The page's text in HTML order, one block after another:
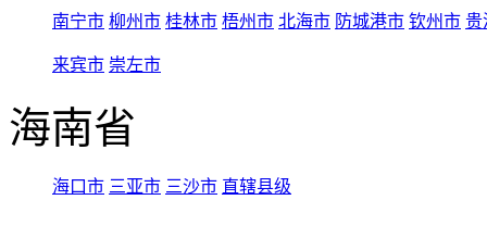
南宁市 柳州市 桂林市 梧州市 北海市 防城港市 钦州市 贵
来宾市 崇左市
海南省
海口市 三亚市 三沙市 直辖县级